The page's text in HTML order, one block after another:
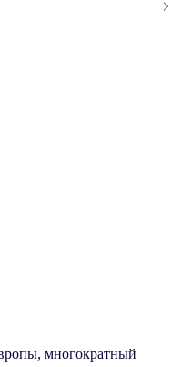
многократный